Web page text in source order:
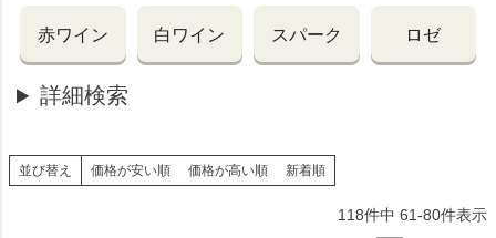
赤ワイン 白ワイン スパーク ロゼ
詳細検索
並び替え 価格が安い順 価格が高い順 新着順
118件中 61-80件表示